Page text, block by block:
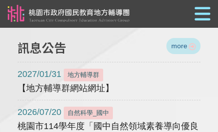
訊息公告 more
2027/01/31 地方輔導群
【地方輔導群網站網址】
2026/07/20 自然科學_國中
桃園市114學年度「國中自然領域素養導向優良